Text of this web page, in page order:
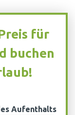
für
buchen
Aufenthalts